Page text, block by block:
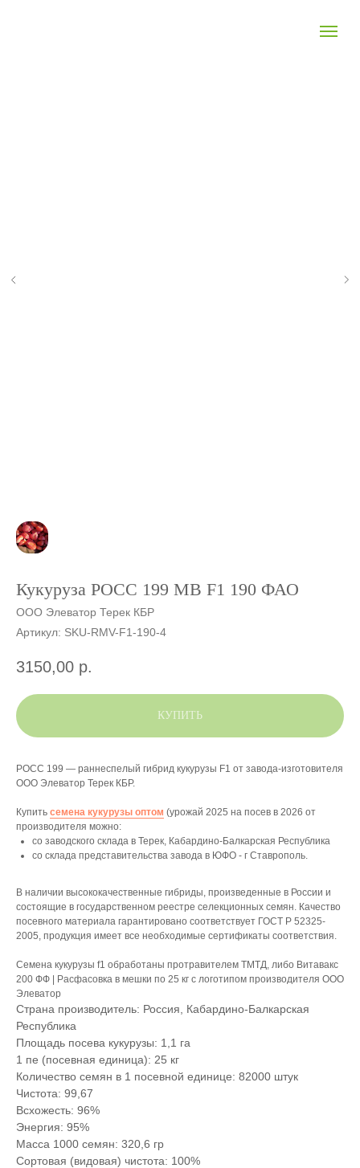
Кукуруза РОСС 199 МВ F1 190 ФАО
ООО Элеватор Терек КБР
Артикул: SKU-RMV-F1-190-4
3150,00 р.
КУПИТЬ
РОСС 199 — раннеспелый гибрид кукурузы F1 от завода-изготовителя
ООО Элеватор Терек КБР.
Купить семена кукурузы оптом (урожай 2025 на посев в 2026 от
производителя можно:
со заводского склада в Терек, Кабардино-Балкарская Республика
со склада представительства завода в ЮФО - г Ставрополь.
В наличии высококачественные гибриды, произведенные в России и
состоящие в государственном реестре селекционных семян. Качество
посевного материала гарантировано соответствует ГОСТ Р 52325-
2005, продукция имеет все необходимые сертификаты соответствия.
Семена кукурузы f1 обработаны протравителем ТМТД, либо Витавакс
200 ФФ | Расфасовка в мешки по 25 кг с логотипом производителя ООО
Элеватор
Страна производитель: Россия, Кабардино-Балкарская
Республика
Площадь посева кукурузы: 1,1 га
1 пе (посевная единица): 25 кг
Количество семян в 1 посевной единице: 82000 штук
Чистота: 99,67
Всхожесть: 96%
Энергия: 95%
Масса 1000 семян: 320,6 гр
Сортовая (видовая) чистота: 100%